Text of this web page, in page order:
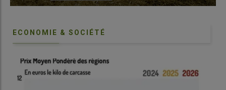
ECONOMIE & SOCIÉTÉ